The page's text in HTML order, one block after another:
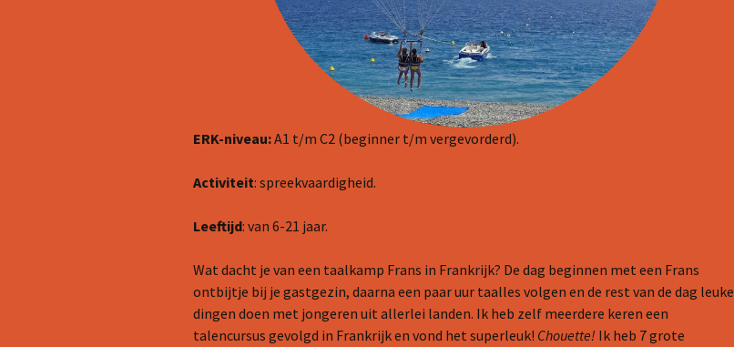
ERK-niveau:A1 t/m C2 (beginner t/m vergevorderd).
Activiteit: spreekvaardigheid.
Leeftijd: van 6-21 jaar.
Wat dacht je van een taalkamp Frans in Frankrijk? De dag beginnen met een Frans
ontbijtje bij je gastgezin, daarna een paar uur taalles volgen en de rest van de dag leuke
dingen doen met jongeren uit allerlei landen. Ik heb zelf meerdere keren een
talencursus gevolgd in Frankrijk en vond het superleuk! Chouette! Ik heb 7 grote